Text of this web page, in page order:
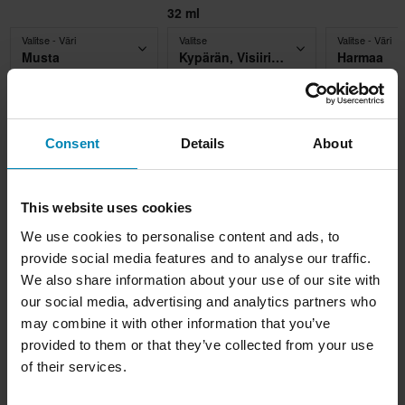
Consent Details About
This website uses cookies
We use cookies to personalise content and ads, to
provide social media features and to analyse our traffic.
We also share information about your use of our site with
our social media, advertising and analytics partners who
may combine it with other information that you’ve
provided to them or that they’ve collected from your use
of their services.
Valitse - Väri
Musta
Lisää ostoskoriin
32 ml
Valitse
Kypärän, Visiirin& Suojalasien Puhdistusaine Muc-Off 32 ml
Lisää ostoskoriin
Valitse - Väri
Harmaa
14,99 € -66%
43,99 €
Lisää
Kuvaus
Twist 3 on ihanteellinen kumppani ajamiseen. Kaksinkertainen
HRT-kuori optimoidulla ilmanvaihto tuulitunnelissa mahdollistaa
mukavan käytön vaativimmissakin olosuhteissa. Sen ilme on
uudistettu täysin sekä esteettisellä tasolla että toiminnallisesta ja
teknisestä näkökulmasta. Rohkeat ja aggressiiviset linjat
yhdistyvät täydellisesti ASN- ja AEFR-järjestelmiin sekä
Tuotetiedot
Irrotettava Vuori
Kyllä
Asiakkaiden arvostelut(34)
Koko-opas